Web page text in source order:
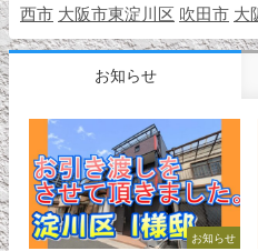
西市 大阪市東淀川区 吹田市 大
お知らせ
お知らせ